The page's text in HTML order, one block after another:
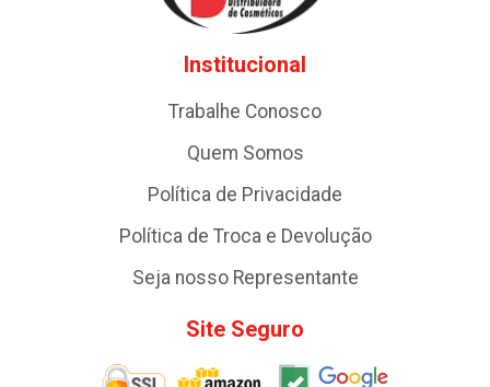
Institucional
Trabalhe Conosco
Quem Somos
Política de Privacidade
Política de Troca e Devolução
Seja nosso Representante
Site Seguro